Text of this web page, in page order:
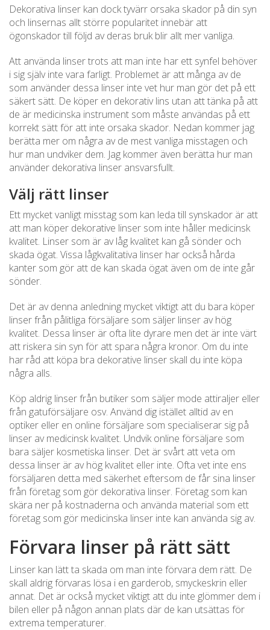
Dekorativa linser kan dock tyvärr orsaka skador på din syn
och linsernas allt större popularitet innebär att
ögonskador till följd av deras bruk blir allt mer vanliga.
Att använda linser trots att man inte har ett synfel behöver
i sig själv inte vara farligt. Problemet är att många av de
som använder dessa linser inte vet hur man gör det på ett
säkert sätt. De köper en dekorativ lins utan att tänka på att
de är medicinska instrument som måste användas på ett
korrekt sätt för att inte orsaka skador. Nedan kommer jag
berätta mer om några av de mest vanliga misstagen och
hur man undviker dem. Jag kommer även berätta hur man
använder dekorativa linser ansvarsfullt.
Välj rätt linser
Ett mycket vanligt misstag som kan leda till synskador är att
att man köper dekorative linser som inte håller medicinsk
kvalitet. Linser som är av låg kvalitet kan gå sönder och
skada ögat. Vissa lågkvalitativa linser har också hårda
kanter som gör att de kan skada ögat även om de inte går
sönder.
Det är av denna anledning mycket viktigt att du bara köper
linser från pålitliga försäljare som säljer linser av hög
kvalitet. Dessa linser är ofta lite dyrare men det är inte värt
att riskera sin syn för att spara några kronor. Om du inte
har råd att köpa bra dekorative linser skall du inte köpa
några alls.
Köp aldrig linser från butiker som säljer mode attiraljer eller
från gatuförsäljare osv. Använd dig istället alltid av en
optiker eller en online försäljare som specialiserar sig på
linser av medicinsk kvalitet. Undvik online försäljare som
bara säljer kosmetiska linser. Det är svårt att veta om
dessa linser är av hög kvalitet eller inte. Ofta vet inte ens
försäljaren detta med säkerhet eftersom de får sina linser
från företag som gör dekorativa linser. Företag som kan
skära ner på kostnaderna och använda material som ett
företag som gör medicinska linser inte kan använda sig av.
Förvara linser på rätt sätt
Linser kan lätt ta skada om man inte förvara dem rätt. De
skall aldrig förvaras lösa i en garderob, smyckeskrin eller
annat. Det är också mycket viktigt att du inte glömmer dem i
bilen eller på någon annan plats där de kan utsättas för
extrema temperaturer.